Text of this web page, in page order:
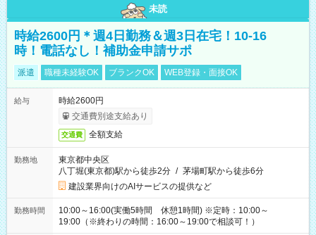
未読
時給2600円＊週4日勤務＆週3日在宅！10-16
時！電話なし！補助金申請サポ
派遣 職種未経験OK ブランクOK WEB登録・面接OK
給与
時給2600円
交通費別途支給あり
交通費 全額支給
勤務地
東京都中央区
八丁堀(東京都)駅から徒歩2分 / 茅場町駅から徒歩6分
建設業界向けのAIサービスの提供など
勤務時間
10:00～16:00(実働5時間 休憩1時間) ※定時：10:00～
19:00（※終わりの時間：16:00～19:00で相談可！）